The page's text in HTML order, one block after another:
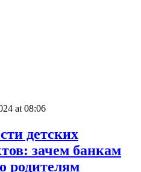
at 08:06
детских
зачем банкам
родителям